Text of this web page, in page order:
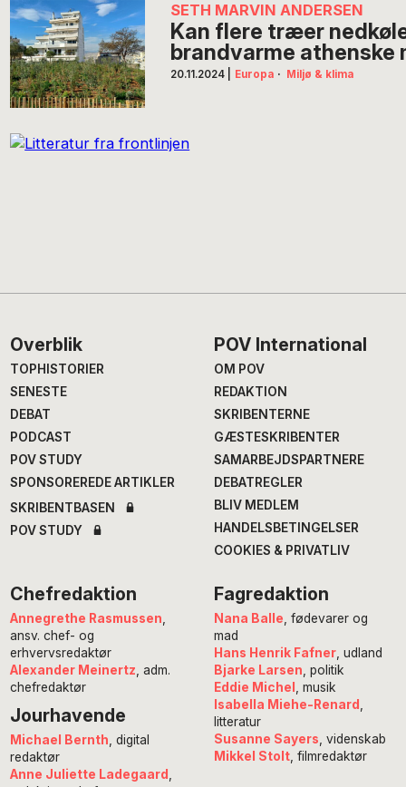
SETH MARVIN ANDERSEN
Kan flere træer
brandvarme athenske
20.11.2024 Europa · Miljø & klima
Footer
Overblik
TOPHISTORIER
SENESTE
DEBAT
PODCAST
POV STUDY
SPONSOREREDE ARTIKLER
SKRIBENTBASEN
POV STUDY
POV International
OM POV
REDAKTION
SKRIBENTERNE
GÆSTESKRIBENTER
SAMARBEJDSPARTNERE
DEBATREGLER
BLIV MEDLEM
HANDELSBETINGELSER
COOKIES & PRIVATLIV
Chefredaktion
Annegrethe Rasmussen,
ansv. chef- og
erhvervsredaktør
Alexander Meinertz, adm.
chefredaktør
Jourhavende
Michael Bernth , digital
redaktør
Anne Juliette Ladegaard
Fagredaktion
Nana Balle, fødevarer og
mad
Hans Henrik Fafner, udland
Bjarke Larsen, politik
Eddie Michel , musik
Isabella Miehe-Renard ,
litteratur
Susanne Sayers, videnskab
Mikkel Stolt, filmredaktør